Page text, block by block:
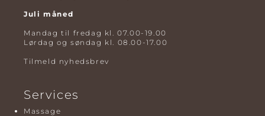
Juli måned
Mandag til fredag kl. 07.00-19.00
Lørdag og søndag kl. 08.00-17.00
Tilmeld nyhedsbrev
Services
Massage